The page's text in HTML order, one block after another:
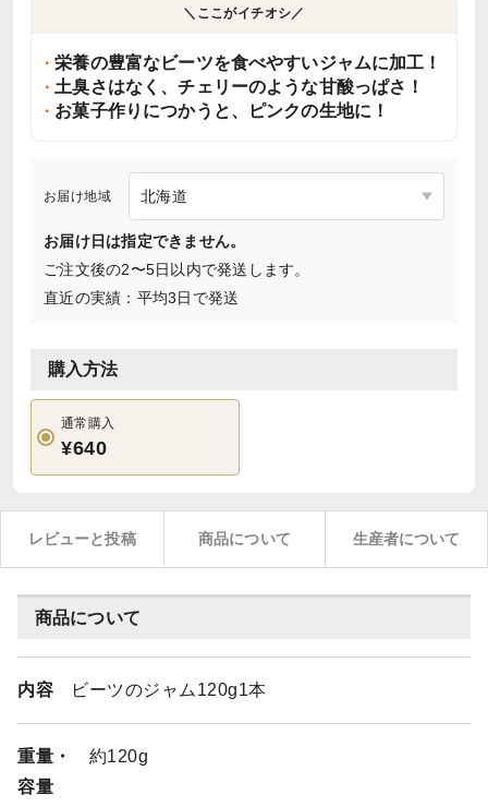
＼ここがイチオシ／
栄養の豊富なビーツを食べやすいジャムに加工！
土臭さはなく、チェリーのような甘酸っぱさ！
お菓子作りにつかうと、ピンクの生地に！
お届け地域
お届け日は指定できません。
ご注文後の2〜5日以内で発送します。
直近の実績：平均3日で発送
購入方法
通常購入
¥640
レビューと投稿 商品について 生産者について
商品について
内容 ビーツのジャム120g1本
重量・
容量
約120g